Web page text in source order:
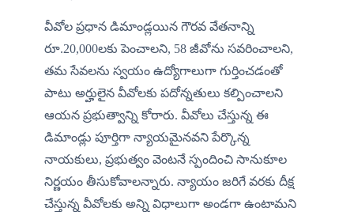
వీవోల ప్రధాన డిమాండ్లయిన గౌరవ వేతనాన్ని
రూ.20,000లకు పెంచాలని, 58 జీవోను సవరించాలని,
తమ సేవలను స్వయం ఉద్యోగాలుగా గుర్తించడంతో
పాటు అర్హులైన వీవోలకు పదోన్నతులు కల్పించాలని
ఆయన ప్రభుత్వాన్ని కోరారు. వీవోలు చేస్తున్న ఈ
డిమాండ్లు పూర్తిగా న్యాయమైనవని పేర్కొన్న
నాయకులు, ప్రభుత్వం వెంటనే స్పందించి సానుకూల
నిర్ణయం తీసుకోవాలన్నారు. న్యాయం జరిగే వరకు దీక్ష
చేస్తున్న వీవోలకు అన్ని విధాలుగా అండగా ఉంటామని